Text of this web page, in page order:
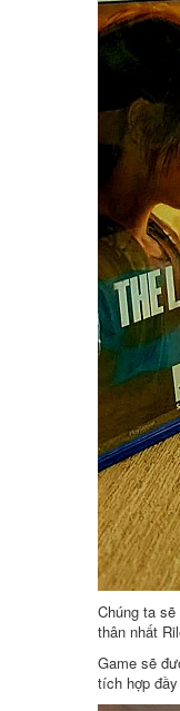
Chúng ta
thân nhất
Game sẽ
tích hợp